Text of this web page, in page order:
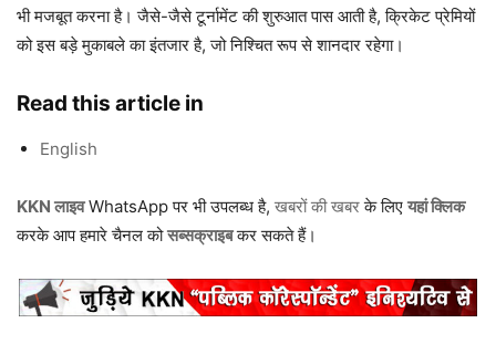
भी मजबूत करना है। जैसे-जैसे टूर्नामेंट की शुरुआत पास आती है, क्रिकेट प्रेमियों
को इस बड़े मुकाबले का इंतजार है, जो निश्चित रूप से शानदार रहेगा।
Read this article in
English
KKN लाइवWhatsApp पर भी उपलब्ध है, खबरों की खबरके लिए यहां क्लिक
करके आप हमारे चैनल कोसब्सक्राइबकर सकते हैं।